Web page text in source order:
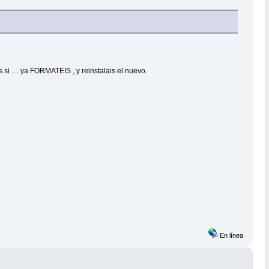
.... ya FORMATEIS , y reinstalais el nuevo.
En línea